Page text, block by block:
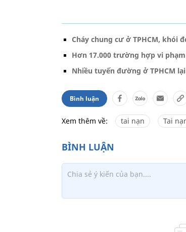
Cháy chung cư ở TPHCM, khói
Hơn 17.000 trường hợp vi
Nhiều tuyến đường ở TPHCM
Bình luận
Xem thêm về: tai nạn Tai